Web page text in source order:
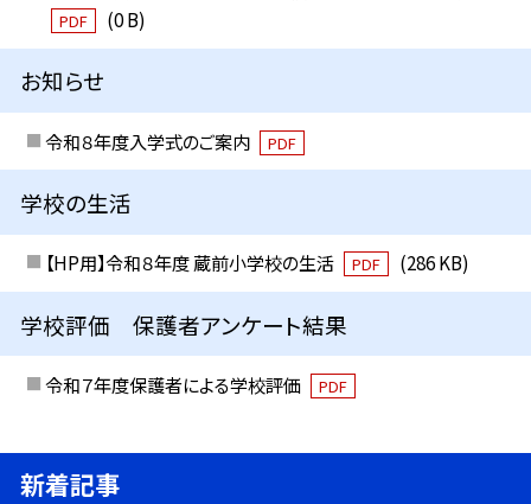
PDF (0 B)
お知らせ
令和８年度入学式のご案内 PDF
学校の生活
【HP用】令和８年度 蔵前小学校の生活 PDF (286 KB)
学校評価 保護者アンケート結果
令和７年度保護者による学校評価 PDF
新着記事